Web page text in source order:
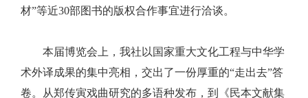
材”等近30部图书的版权合作事宜进行洽谈。
本届博览会上，我社以国家重大文化工程与中华学
术外译成果的集中亮相，交出了一份厚重的“走出去”答
卷。从郑传寅戏曲研究的多语种发布，到《民本文献集